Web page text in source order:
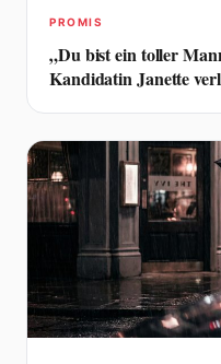
PROMIS
„Du bist ein toller
Kandidatin Janette